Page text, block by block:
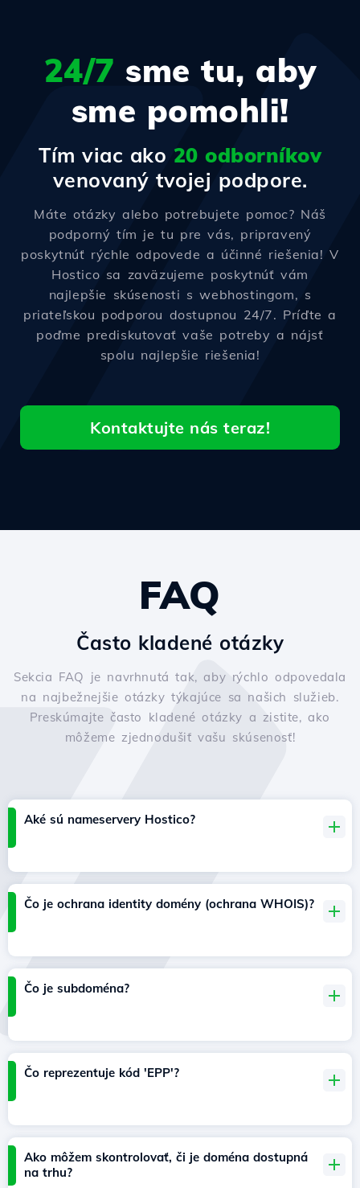
24/7 sme tu, aby
sme pomohli!
Tím viac ako 20 odborníkov
venovaný tvojej podpore.
Máte otázky alebo potrebujete pomoc? Náš
podporný tím je tu pre vás, pripravený
poskytnúť rýchle odpovede a účinné riešenia! V
Hostico sa zaväzujeme poskytnúť vám
najlepšie skúsenosti s webhostingom, s
priateľskou podporou dostupnou 24/7. Príďte a
poďme prediskutovať vaše potreby a nájsť
spolu najlepšie riešenia!
Kontaktujte nás teraz!
FAQ
Často kladené otázky
Sekcia FAQ je navrhnutá tak, aby rýchlo odpovedala
na najbežnejšie otázky týkajúce sa našich služieb.
Preskúmajte často kladené otázky a zistite, ako
môžeme zjednodušiť vašu skúsenosť!
Aké sú nameservery Hostico?
Čo je ochrana identity domény (ochrana WHOIS)?
Čo je subdoména?
Čo reprezentuje kód 'EPP'?
Ako môžem skontrolovať, či je doména dostupná
na trhu?